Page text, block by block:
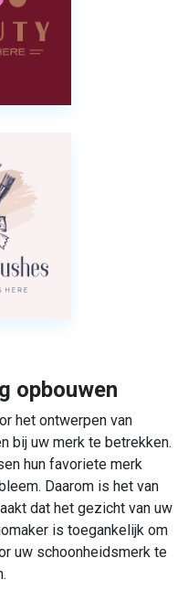
opbouwen
het ontwerpen van
bij uw merk te betrekken.
hun favoriete merk
Daarom is het van
dat het gezicht van uw
is toegankelijk om
uw schoonheidsmerk te